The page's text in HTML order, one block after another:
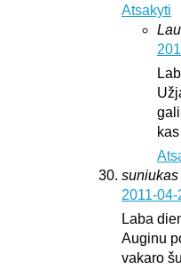
Atsakyti
suniukas
2011-
Laba
Auginu
vakaro